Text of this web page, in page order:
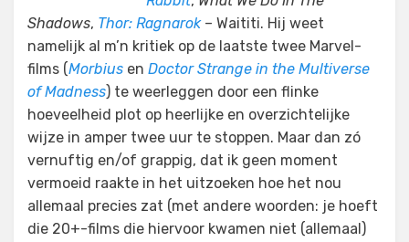
Shadows, Thor: Ragnarok– Waititi. Hij weet
namelijk al m’n kritiek op de laatste twee Marvel-
films (Morbius en Doctor Strange in the Multiverse
of Madness) te weerleggen door een flinke
hoeveelheid plot op heerlijke en overzichtelijke
wijze in amper twee uur te stoppen. Maar dan zó
vernuftig en/of grappig, dat ik geen moment
vermoeid raakte in het uitzoeken hoe het nou
allemaal precies zat (met andere woorden: je hoeft
die 20+-films die hiervoor kwamen niet (allemaal)